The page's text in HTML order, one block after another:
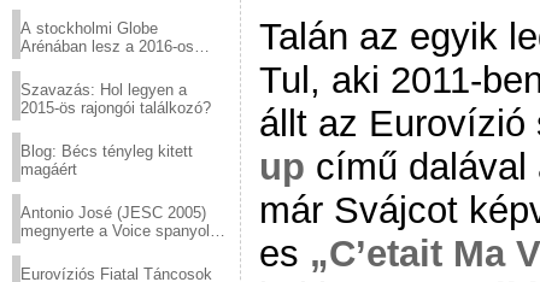
A stockholmi Globe
Arénában lesz a 2016-os
Szavazás: Hol legyen a
2015-ös rajongói találkozó?
Blog: Bécs tényleg kitett
magáért
Antonio José (JESC 2005)
megnyerte a Voice spanyol
Eurovíziós Fiatal Táncosok
Talán az egyik
Tul, aki 2011-
állt az
up című dalával
már Svájcot
es „C’etait Ma